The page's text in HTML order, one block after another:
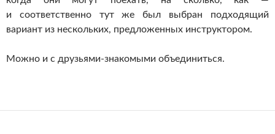
и соответственно тут же был выбран подходящий
вариант из нескольких, предложенных инструктором.
Можно и с друзьями-знакомыми объединиться.